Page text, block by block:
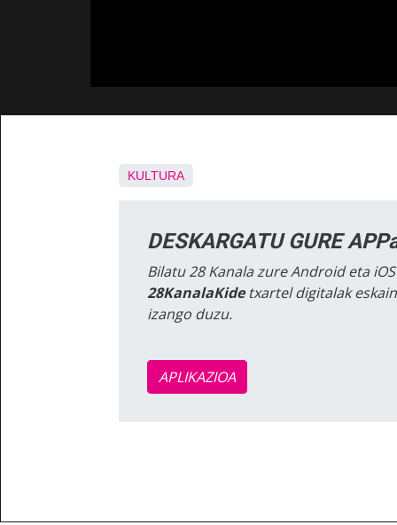
KULTURA
DESKARGATU GURE
Bilatu 28 Kanala zure Android eta
28KanalaKidetxartel digitalak
izango duzu.
APLIKAZIOA